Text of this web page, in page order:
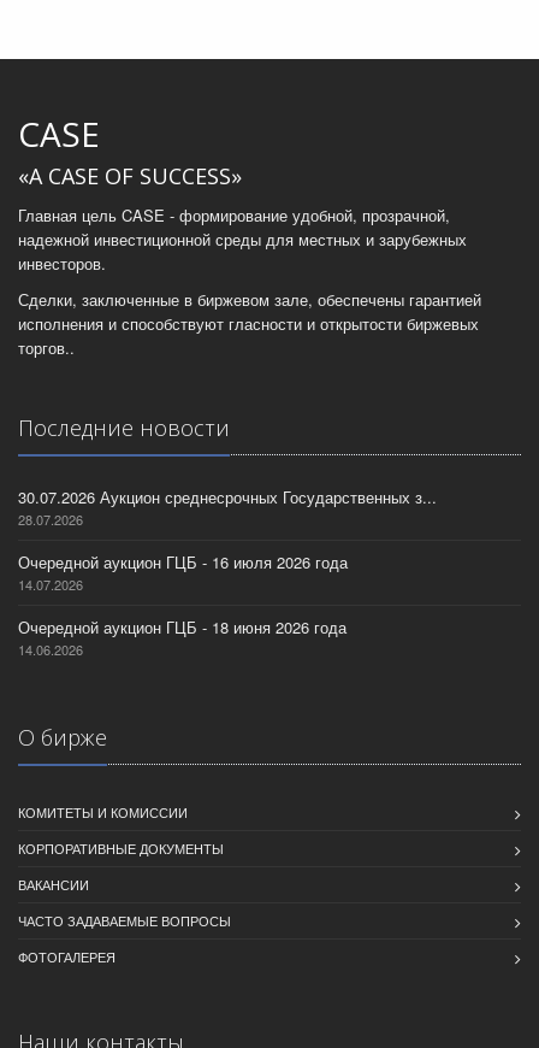
CASE
«A CASE OF SUCCESS»
Главная цель CASE - формирование удобной, прозрачной,
надежной инвестиционной среды для местных и зарубежных
инвесторов.
Сделки, заключенные в биржевом зале, обеспечены гарантией
исполнения и способствуют гласности и открытости биржевых
торгов..
Последние новости
30.07.2026 Аукцион среднесрочных Государственных з...
28.07.2026
Очередной аукцион ГЦБ - 16 июля 2026 года
14.07.2026
Очередной аукцион ГЦБ - 18 июня 2026 года
14.06.2026
О бирже
КОМИТЕТЫ И КОМИССИИ
КОРПОРАТИВНЫЕ ДОКУМЕНТЫ
ВАКАНСИИ
ЧАСТО ЗАДАВАЕМЫЕ ВОПРОСЫ
ФОТОГАЛЕРЕЯ